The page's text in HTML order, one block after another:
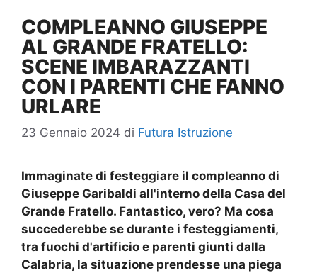
COMPLEANNO GIUSEPPE
AL GRANDE FRATELLO:
SCENE IMBARAZZANTI
CON I PARENTI CHE FANNO
URLARE
23 Gennaio 2024 di Futura Istruzione
Immaginate di festeggiare il compleanno di
Giuseppe Garibaldi all'interno della Casa del
Grande Fratello. Fantastico, vero? Ma cosa
succederebbe se durante i festeggiamenti,
tra fuochi d'artificio e parenti giunti dalla
Calabria, la situazione prendesse una piega